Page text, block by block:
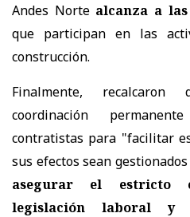
Andes Norte alcanza a
que participan en las
construcción.
Finalmente,
coordinación
contratistas para "facilitar
sus efectos sean
asegurar el estricto
legislación laboral y